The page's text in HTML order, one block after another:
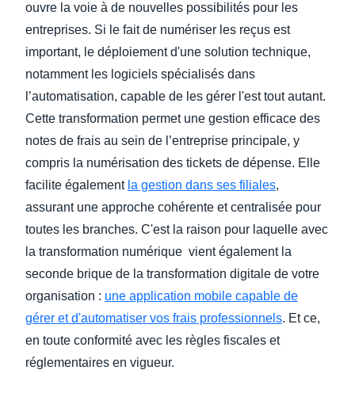
ouvre la voie à de nouvelles possibilités pour les
entreprises. Si le fait de numériser les reçus est
important, le déploiement d'une solution technique,
notamment les logiciels spécialisés dans
l’automatisation, capable de les gérer l'est tout autant.
Cette transformation permet une gestion efficace des
notes de frais au sein de l’entreprise principale, y
compris la numérisation des tickets de dépense. Elle
facilite également la gestion dans ses filiales,
assurant une approche cohérente et centralisée pour
toutes les branches. C'est la raison pour laquelle avec
la transformation numérique vient également la
seconde brique de la transformation digitale de votre
organisation : une application mobile capable de
gérer et d'automatiser vos frais professionnels. Et ce,
en toute conformité avec les règles fiscales et
réglementaires en vigueur.